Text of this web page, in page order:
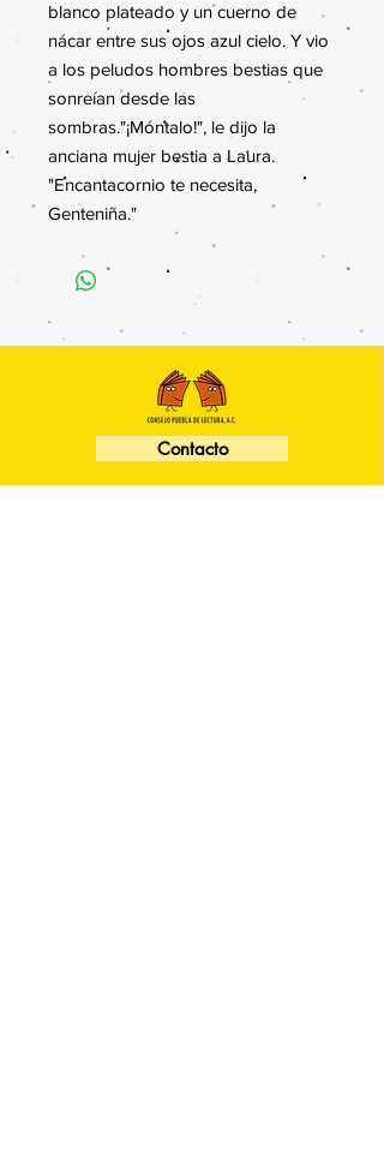
blanco plateado y un cuerno de
nácar entre sus ojos azul cielo. Y vio
a los peludos hombres bestias que
sonreían desde las
sombras."¡Móntalo!", le dijo la
anciana mujer bestia a Laura.
"Encantacornio te necesita,
Genteniña."
Contacto